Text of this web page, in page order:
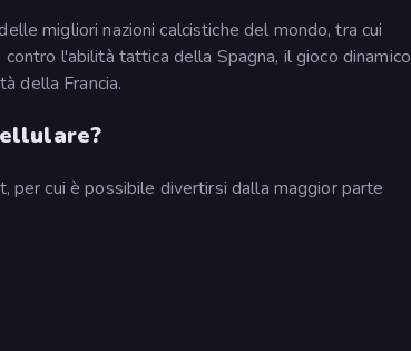
migliori nazioni calcistiche del mondo, tra cui
l'abilità tattica della Spagna, il gioco dinamico
della Francia.
cui è possibile divertirsi dalla maggior parte